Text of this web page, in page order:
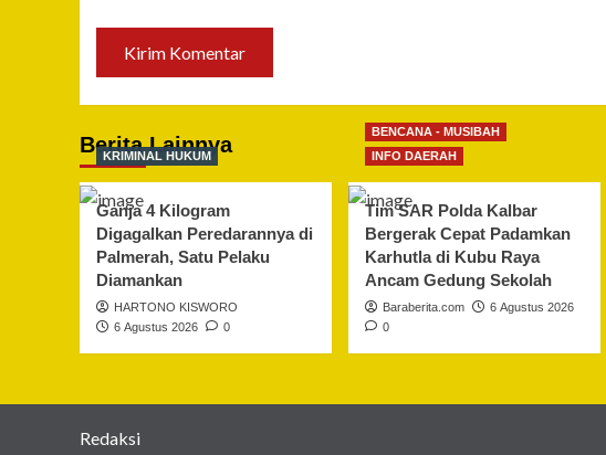
Berita Lainnya
KRIMINAL HUKUM
Ganja 4 Kilogram
Digagalkan Peredarannya di
Palmerah, Satu Pelaku
Diamankan
HARTONO KISWORO
6 Agustus 2026
0
BENCANA - MUSIBAH
INFO DAERAH
Tim SAR Polda Kalbar
Bergerak Cepat Padamkan
Karhutla di Kubu Raya
Ancam Gedung Sekolah
Baraberita.com
6 Agustus 2026
0
Redaksi